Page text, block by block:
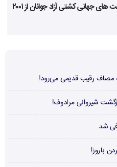
تاریخچه رقابت های جهانی کشتی آزاد جوانان از ۲۰۰۱
رقیب قدیمی می‌رود!
شیروانی مرادوف!
شد
باروز!